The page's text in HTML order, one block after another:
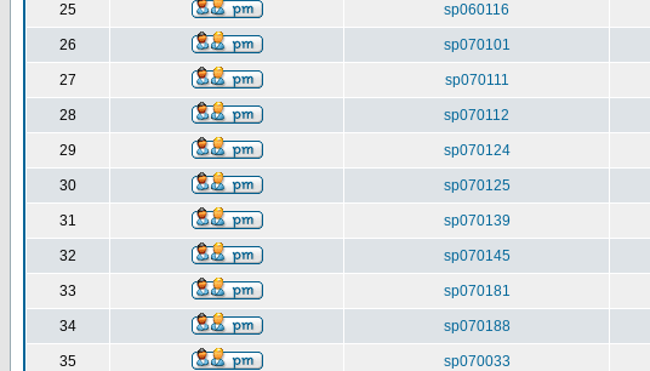
25 sp060116
26 sp070101
27 sp070111
28 sp070112
29 sp070124
30 sp070125
31 sp070139
32 sp070145
33 sp070181
34 sp070188
35 sp070033